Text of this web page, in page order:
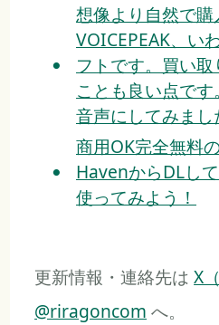
想像より自然で
VOICEPEAK、い
フトです。買い
ことも良い点で
音声にしてみま
商用OK完全無料
HavenからDLし
使ってみよう！
更新情報・連絡先はX
@riragoncom へ。